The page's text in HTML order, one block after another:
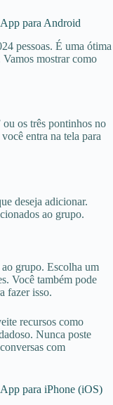
para Android
pessoas. É uma ótima
mostrar como
os três pontinhos no
entra na tela para
deseja adicionar.
ao grupo.
grupo. Escolha um
Você também pode
fazer isso.
recursos como
Nunca poste
com
para iPhone (iOS)